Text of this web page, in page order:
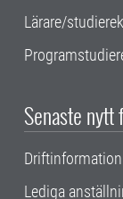
Lärare/
Senaste nytt
Driftinformation
Lediga